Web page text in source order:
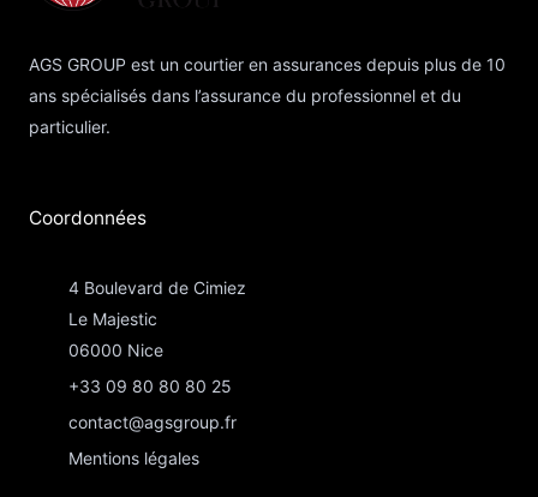
AGS GROUP est un courtier en assurances depuis plus de 10
ans spécialisés dans l’assurance du professionnel et du
particulier.
Coordonnées​
4 Boulevard de Cimiez
Le Majestic
06000 Nice
+33 09 80 80 80 25
contact@agsgroup.fr
Mentions légales